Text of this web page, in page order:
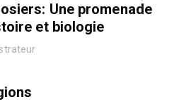
Une promenade
et biologie